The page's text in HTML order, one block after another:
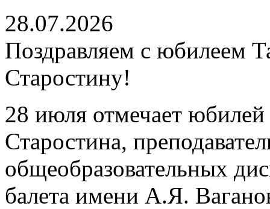
28.07.2026
Поздравляем с юбилеем
Старостину!
28 июля отмечает
Старостина,
общеобразовательных
балета имени А.Я.